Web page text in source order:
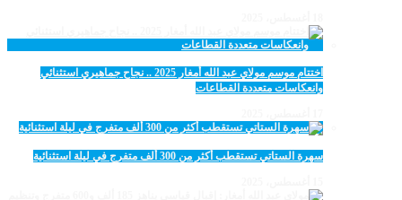
اختتام موسم مولاي عبد الله أمغار 2025 .. نجاح جماهيري استثنائي
وانعكاسات متعددة القطاعات
سهرة الستاتي تستقطب أكثر من 300 ألف متفرج في ليلة استثنائية